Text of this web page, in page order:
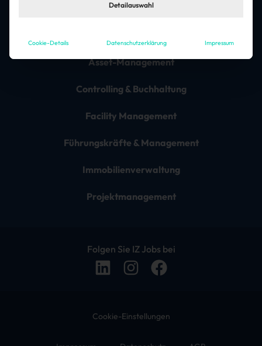
Asset-Management
Controlling & Buchhaltung
Facility Management
Führungskräfte & Management
Immobilienverwaltung
Projektmanagement
Folgen Sie IZ Jobs bei
Cookie-Einstellungen
Detailauswahl
Cookie-Details Datenschutzerklärung Impressum